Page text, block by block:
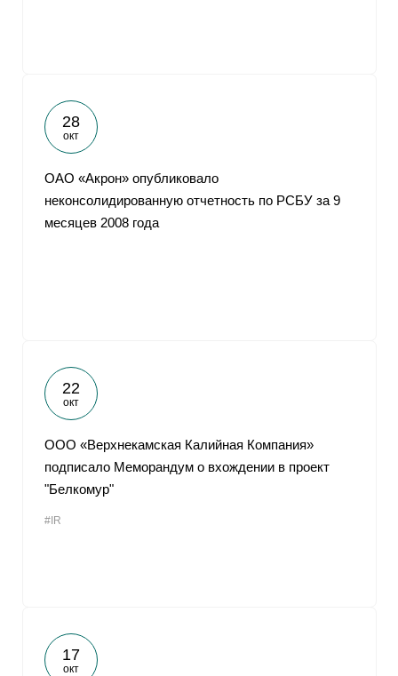
28
окт
ОАО «Акрон» опубликовало
неконсолидированную отчетность по РСБУ за 9
месяцев 2008 года
22
окт
ООО «Верхнекамская Калийная Компания»
подписало Меморандум о вхождении в проект
"Белкомур"
#IR
17
окт